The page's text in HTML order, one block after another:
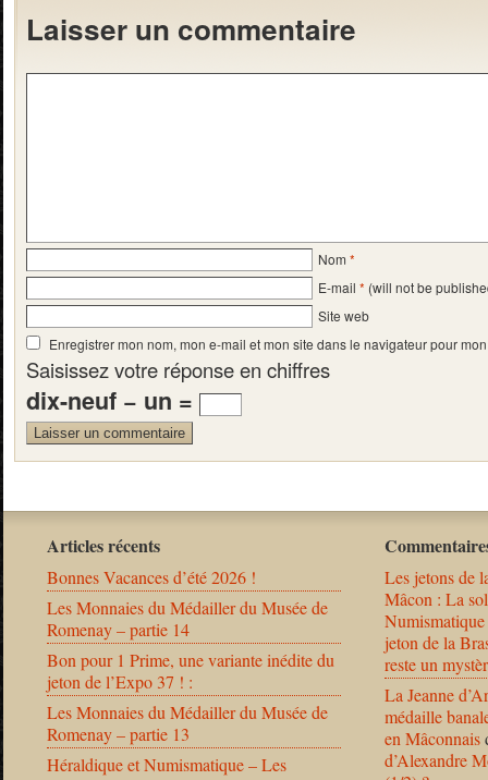
Laisser un commentaire
Nom *
E-mail * (will not be
Site web
Enregistrer mon nom, mon e-mail et mon site dans le navigateur pour
Saisissez votre réponse en chiffres
dix-neuf − un =
Articles récents
Bonnes Vacances d’été 2026 !
Les Monnaies du Médailler du Musée de
Romenay – partie 14
Bon pour 1 Prime, une variante inédite du
jeton de l’Expo 37 ! :
Les Monnaies du Médailler du Musée de
Romenay – partie 13
Héraldique et Numismatique – Les
Les jetons de
Mâcon : La
jeton de la
reste un
La Jeanne
médaille
en Mâconnais
d’Alexandre